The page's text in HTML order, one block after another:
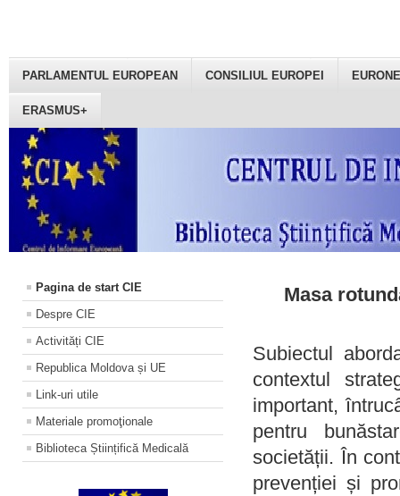
PARLAMENTUL EUROPEAN CONSILIUL EUROPEI
ERASMUS+
Pagina de start CIE
Despre CIE
Activități CIE
Republica Moldova și UE
Link-uri utile
Materiale promoţionale
Biblioteca Științifică Medicală
Masa
Subiectul
contextul
important,
pentru
societății. În
prevenției și